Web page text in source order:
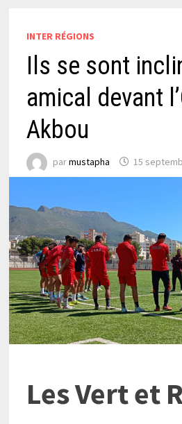
INTER RÉGIONS
Ils se sont
amical devant
Akbou
parmustapha 15
Les Vert et